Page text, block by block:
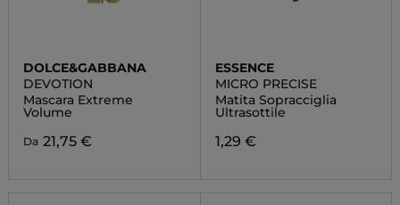
DOLCE&GABBANA
DEVOTION
Mascara Extreme
Volume
Da 21,75 €
ESSENCE
MICRO PRECISE
Matita Sopracciglia
Ultrasottile
1,29 €